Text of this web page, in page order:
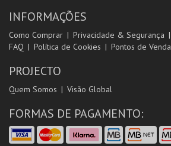
INFORMAÇÕES
Como Comprar Privacidade & Segurança
FAQ
Política de Cookies Pontos de Venda
PROJECTO
Quem Somos Visão Global
FORMAS DE PAGAMENTO: